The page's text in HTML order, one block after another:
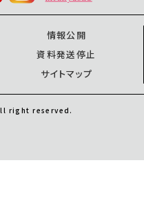
情報公開
資料発送停止
サイトマップ
right reserved.